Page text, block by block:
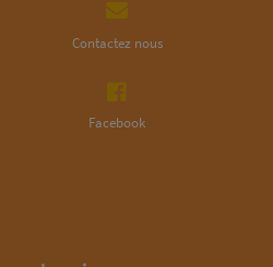
Contactez nous
Facebook